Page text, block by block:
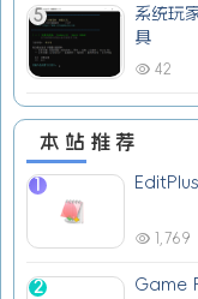
5
系统玩
具
42
本站推荐
1,769
2
Game